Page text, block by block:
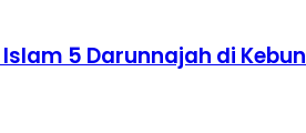
5 Darunnajah di Kebun